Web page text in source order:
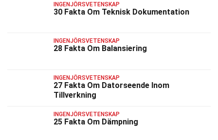
INGENJÖRSVETENSKAP
30 Fakta Om Teknisk Dokumentation
INGENJÖRSVETENSKAP
28 Fakta Om Balansiering
INGENJÖRSVETENSKAP
27 Fakta Om Datorseende Inom
Tillverkning
INGENJÖRSVETENSKAP
25 Fakta Om Dämpning